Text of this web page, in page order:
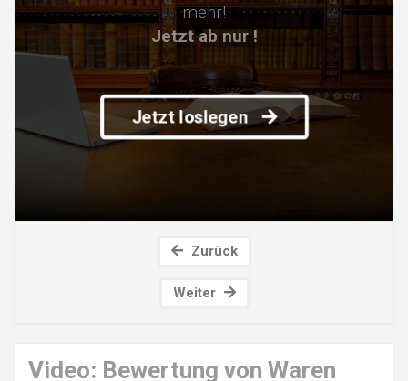
mehr!
Jetzt ab nur !
Jetzt loslegen
Zurück
Weiter
Video: Bewertung von Waren